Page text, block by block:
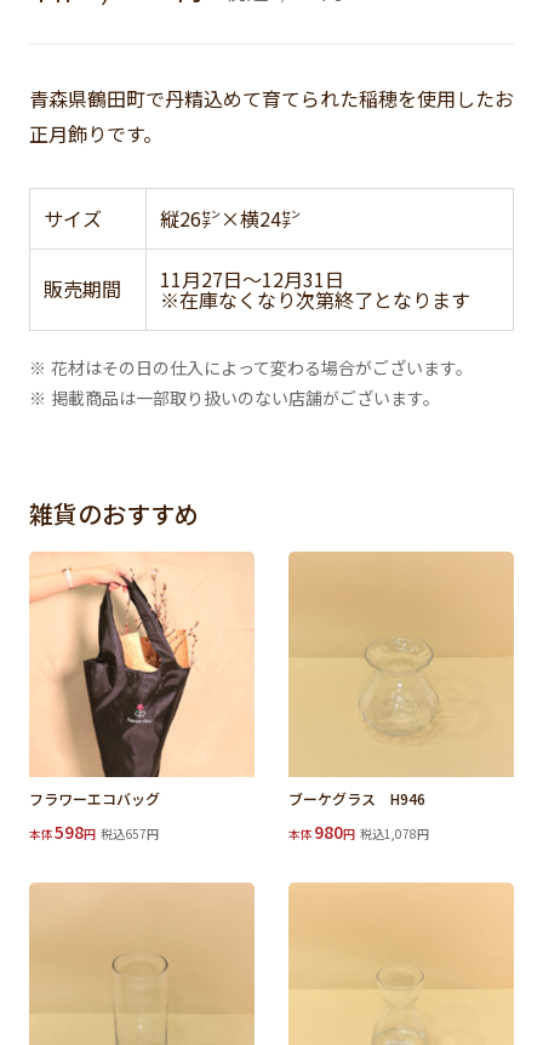
青森県鶴田町で丹精込めて育てられた稲穂を使用したお
正月飾りです。
サイズ 縦26㌢×横24㌢
販売期間 11月27日～12月31日
※在庫なくなり次第終了となります
※ 花材はその日の仕入によって変わる場合がございます。
※ 掲載商品は一部取り扱いのない店舗がございます。
雑貨のおすすめ
フラワーエコバッグ
本体598円 税込657円
ブーケグラス H946
本体 980円 税込1,078円